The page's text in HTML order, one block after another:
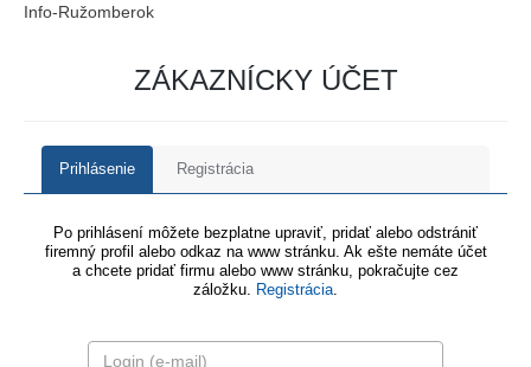
Info-Ružomberok
ZÁKAZNÍCKY ÚČET
Prihlásenie Registrácia
Po prihlásení môžete bezplatne upraviť, pridať alebo odstrániť
firemný profil alebo odkaz na www stránku. Ak ešte nemáte účet
a chcete pridať firmu alebo www stránku, pokračujte cez
záložku. Registrácia.